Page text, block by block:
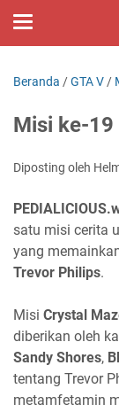
Beranda /GTA V /
Misi ke-19
Diposting oleh
satu misi cerita
yang
Trevor Philips.
Misi Crystal
diberikan oleh
Sandy Shores,
tentang Trevor
metamfetamin